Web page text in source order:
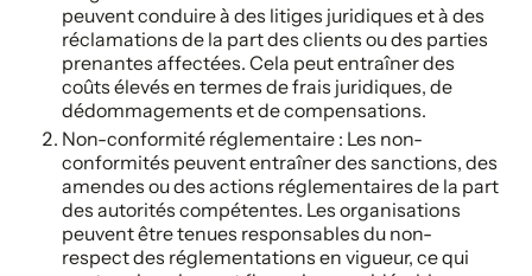
peuvent conduire à des litiges juridiques et à des
réclamations de la part des clients ou des parties
prenantes affectées. Cela peut entraîner des
coûts élevés en termes de frais juridiques, de
dédommagements et de compensations.
Non-conformité réglementaire : Les non-
conformités peuvent entraîner des sanctions, des
amendes ou des actions réglementaires de la part
des autorités compétentes. Les organisations
peuvent être tenues responsables du non-
respect des réglementations en vigueur, ce qui